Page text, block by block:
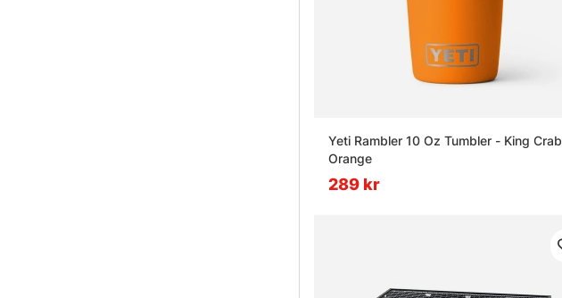
Yeti Rambler 10 Oz Tumbler - King Crab
Orange
289 kr